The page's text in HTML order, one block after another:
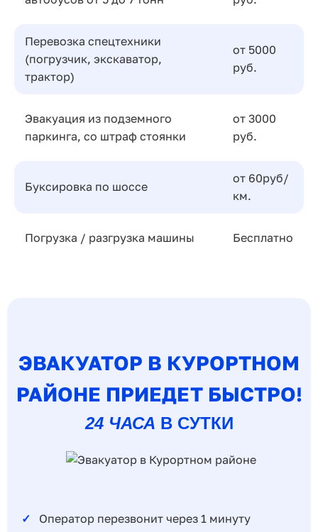
Перевозка спецтехники
(погрузчик, экскаватор,
трактор)
от 5000
руб.
Эвакуация из подземного
паркинга, со штраф стоянки
от 3000
руб.
Буксировка по шоссе
от 60руб/
км.
Погрузка / разгрузка машины Бесплатно
ЭВАКУАТОР В КУРОРТНОМ
РАЙОНЕ ПРИЕДЕТ БЫСТРО!
24 ЧАСА В СУТКИ
Оператор перезвонит через 1 минуту